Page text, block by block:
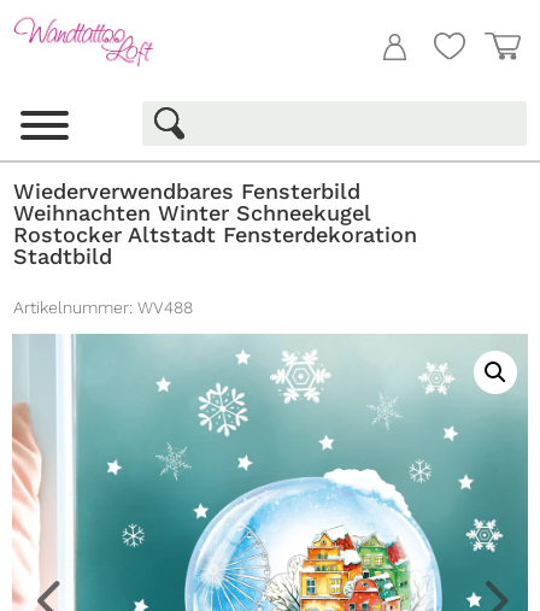
Wiederverwendbares Fensterbild
Weihnachten Winter Schneekugel
Rostocker Altstadt Fensterdekoration
Stadtbild
Artikelnummer: WV488